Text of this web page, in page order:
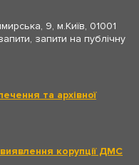
9, м.Київ, 01001
запити на публічну
та архівної
корупції ДМС